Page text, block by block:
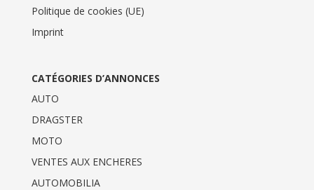
Politique de cookies (UE)
Imprint
CATÉGORIES D’ANNONCES
AUTO
DRAGSTER
MOTO
VENTES AUX ENCHERES
AUTOMOBILIA